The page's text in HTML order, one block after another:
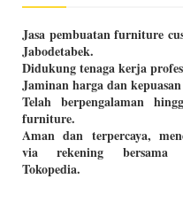
Jasa pembuatan furniture
Jabodetabek.
Didukung tenaga kerja
Jaminan harga dan
Telah berpengalaman
furniture.
Aman dan terpercaya,
via rekening bersama
Tokopedia.